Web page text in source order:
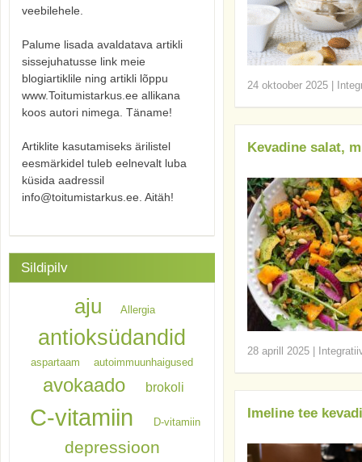
24 oktoober 2025
Kevadine salat,
28 aprill 2025
Imeline tee
veebilehele.
Palume lisada avaldatava artikli
sissejuhatusse link meie
blogiartiklile ning artikli lõppu
www.Toitumistarkus.ee allikana
koos autori nimega. Täname!
Artiklite kasutamiseks ärilistel
eesmärkidel tuleb eelnevalt luba
küsida aadressil
info@toitumistarkus.ee. Aitäh!
Sildipilv
aju Allergia
antioksüdandid
aspartaam autoimmuunhaigused
avokaado brokoli
C-vitamiin D-vitamiin
depressioon